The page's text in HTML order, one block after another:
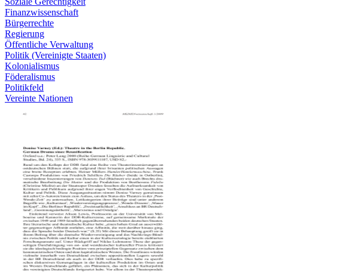
Finanzwissenschaft
Bürgerrechte
Regierung
Öffentliche Verwaltung
Politik (Vereinigte Staaten)
Kolonialismus
Föderalismus
Politikfeld
Vereinte Nationen